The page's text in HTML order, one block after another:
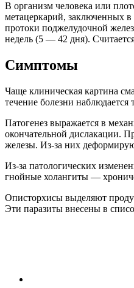
В организм человека или
метацеркарий, заключенных
протоки поджелудочной
недель (5 — 42 дня).
Симптомы
Чаще клиническая картина
течение болезни
Патогенез выражается в
окончательной дислакации.
железы. Из-за них
Из-за патологических
гнойные холангиты ―
Описторхисы выделяют
Эти паразиты внесены в